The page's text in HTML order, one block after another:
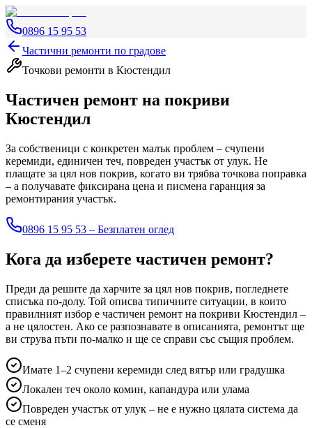
0896 15 95 53
Частични ремонти по градове
Точкови ремонти в Кюстендил
Частичен ремонт на покриви
Кюстендил
За собственици с конкретен малък проблем – счупени
керемиди, единичен теч, повреден участък от улук. Не
плащате за цял нов покрив, когато ви трябва точкова поправка
– а получавате фиксирана цена и писмена гаранция за
ремонтирания участък.
0896 15 95 53 – Безплатен оглед
Кога да изберете частичен ремонт?
Преди да решите да харчите за цял нов покрив, погледнете
списъка по-долу. Той описва типичните ситуации, в които
правилният избор е частичен ремонт на покриви Кюстендил –
а не цялостен. Ако се разпознавате в описанията, ремонтът ще
ви струва пъти по-малко и ще се справи със същия проблем.
Имате 1–2 счупени керемиди след вятър или градушка
Локален теч около комин, капандура или улама
Повреден участък от улук – не е нужно цялата система да
се сменя